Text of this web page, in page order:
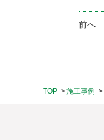
前へ
TOP 施工事例